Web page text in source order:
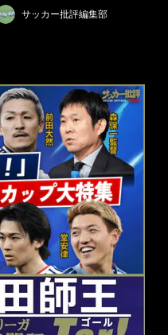
サッカー批評編集部